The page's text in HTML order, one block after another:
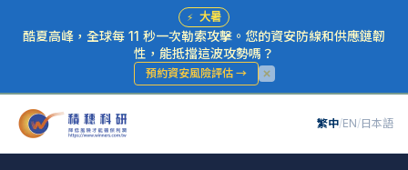
⚡ 大暑
酷夏高峰，全球每 11 秒一次勒索攻擊。您的資安防線和供應鏈韌
性，能抵擋這波攻勢嗎？
預約資安風險評估→
繁中/EN/日本語